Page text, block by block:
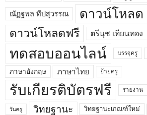
ณัฏฐพล ทีปสุวรรณ ดาวน์โหลด
ดาวน์โหลดฟรี ตรีนุช เทียนทอง
ทดสอบออนไลน์ บรรจุครู
ภาษาอังกฤษ ภาษาไทย ย้ายครู
รับเกียรติบัตรฟรี รายงาน
วันครู วิทยฐานะ วิทยฐานะเกณฑ์ใหม่